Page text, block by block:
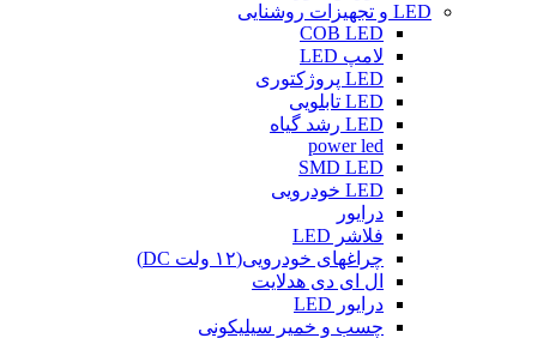
LED و تجهیزات روشنایی
COB LED
لامپ LED
LED پروژکتوری
LED تابلویی
LED رشد گیاه
power led
SMD LED
LED خودرویی
درایور
فلاشر LED
چراغهای خودرویی(۱۲ ولت DC)
ال ای دی هدلایت
درایور LED
چسب و خمیر سیلیکونی